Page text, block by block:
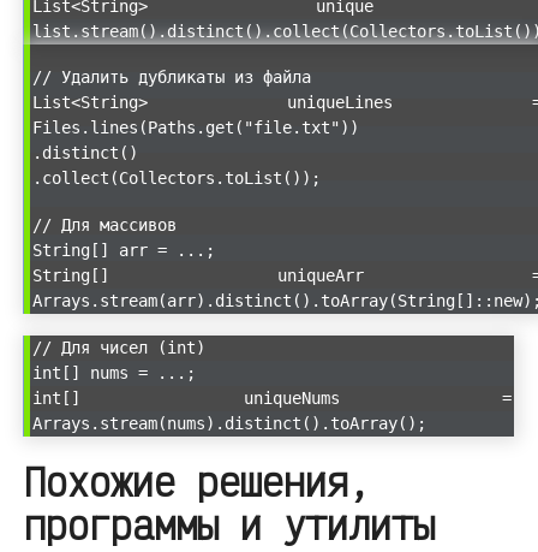
List<String> unique
// Удалить дубликаты из файла
List<String> uniqueLines
Files.lines(Paths.get("file.txt"))
.distinct()
.collect(Collectors.toList());
// Для массивов
String[] arr = ...;
String[] uniqueArr
// Для чисел (int)
int[] nums = ...;
int[] uniqueNums =
Arrays.stream(nums).distinct().toArray();
Похожие решения,
программы и утилиты